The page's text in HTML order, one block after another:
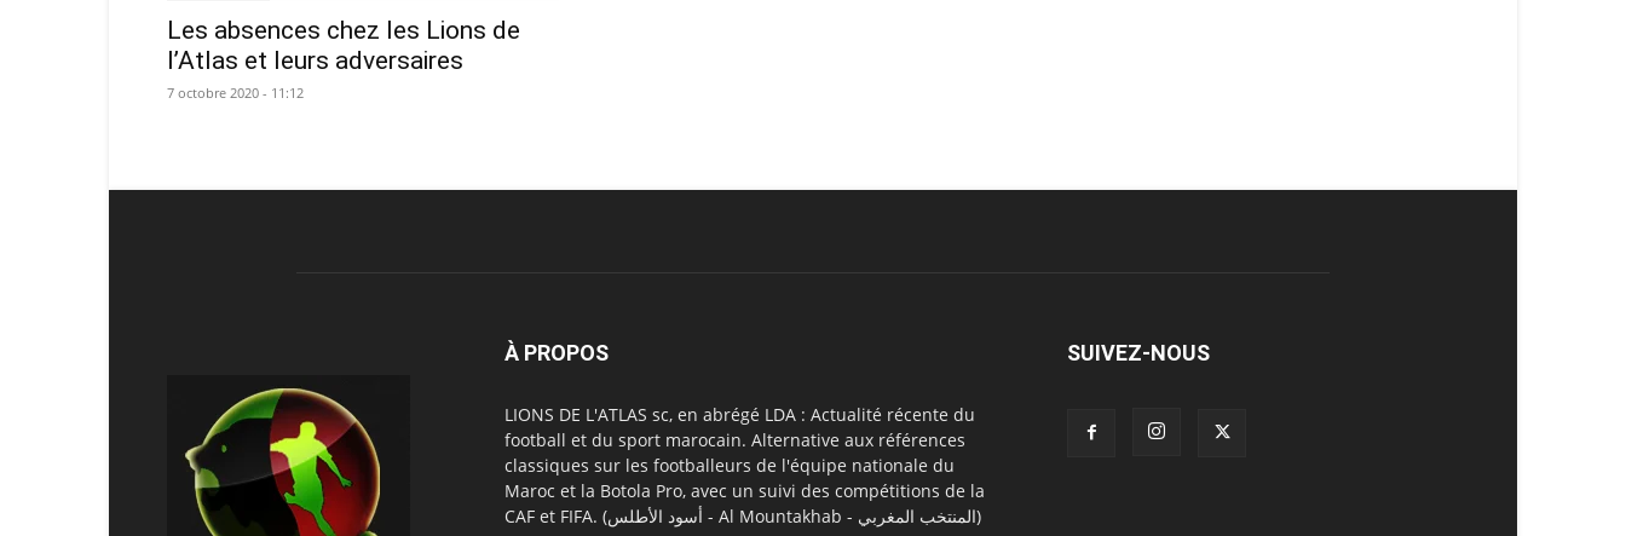
Les absences chez les Lions de
l’Atlas et leurs adversaires
7 octobre 2020 - 11:12
À PROPOS
LIONS DE L'ATLAS sc, en abrégé LDA : Actualité récente du
football et du sport marocain. Alternative aux références
classiques sur les footballeurs de l'équipe nationale du
Maroc et la Botola Pro, avec un suivi des compétitions de la
CAF et FIFA. (أسود الأطلس - Al Mountakhab - المنتخب المغربي)
SUIVEZ-NOUS